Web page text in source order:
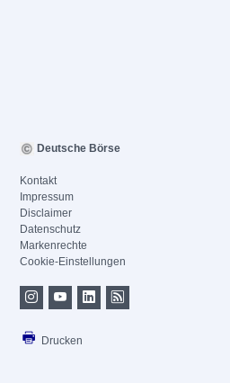
Deutsche Börse
Kontakt
Impressum
Disclaimer
Datenschutz
Markenrechte
Cookie-Einstellungen
Drucken